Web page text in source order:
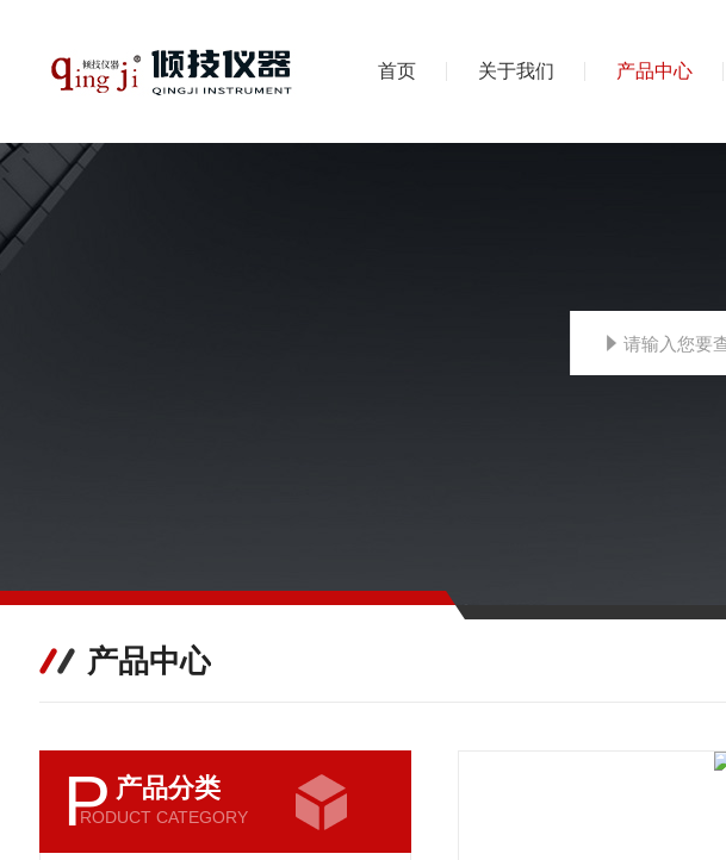
首页 关于我们 产品中心
产品中心
P 产品分类
RODUCT CATEGORY